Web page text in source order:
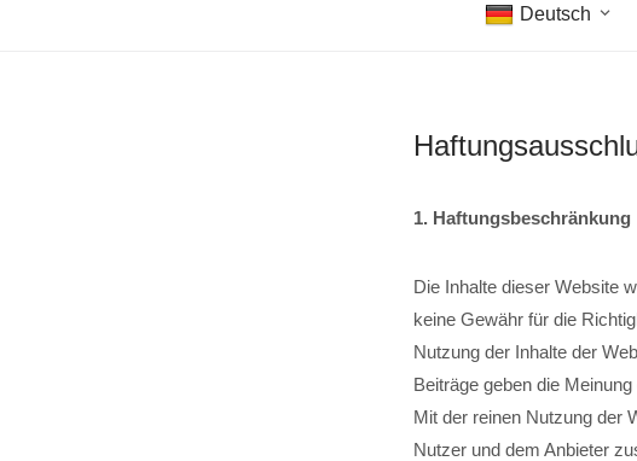
Deutsch
1. Haftungsbeschränkung
Die Inhalte dieser Website
keine Gewähr für die
Nutzung der Inhalte der
Beiträge geben die
Mit der reinen Nutzung der
Nutzer und dem Anbieter